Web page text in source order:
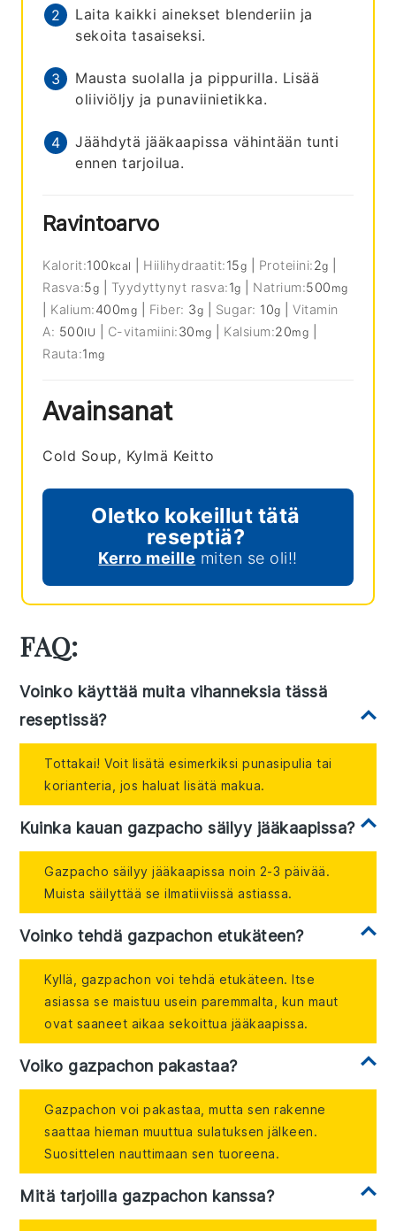
Laita kaikki ainekset blenderiin ja
sekoita tasaiseksi.
Mausta suolalla ja pippurilla. Lisää
oliiviöljy ja punaviinietikka.
Jäähdytä jääkaapissa vähintään tunti
ennen tarjoilua.
Ravintoarvo
Kalorit:100 kcal Hiilihydraatit:15g Proteiini:2g
Rasva:5g Tyydyttynyt rasva:1g Natrium:500 mg
Kalium:400mg Fiber: 3g Sugar: 10g |Vitamin
A: 500IU C-vitamiini:30 mg Kalsium:20mg
Rauta:1 mg
Avainsanat
Cold Soup, Kylmä Keitto
Oletko kokeillut tätä
reseptiä?
Kerro meille miten se oli!!
FAQ:
Voinko käyttää muita vihanneksia tässä
reseptissä?
Tottakai! Voit lisätä esimerkiksi punasipulia tai
korianteria, jos haluat lisätä makua.
Kuinka kauan gazpacho säilyy jääkaapissa?
Gazpacho säilyy jääkaapissa noin 2-3 päivää.
Muista säilyttää se ilmatiiviissä astiassa.
Voinko tehdä gazpachon etukäteen?
Kyllä, gazpachon voi tehdä etukäteen. Itse
asiassa se maistuu usein paremmalta, kun maut
ovat saaneet aikaa sekoittua jääkaapissa.
Voiko gazpachon pakastaa?
Gazpachon voi pakastaa, mutta sen rakenne
saattaa hieman muuttua sulatuksen jälkeen.
Suosittelen nauttimaan sen tuoreena.
Mitä tarjoilla gazpachon kanssa?